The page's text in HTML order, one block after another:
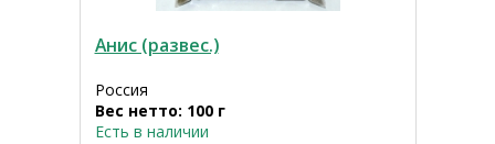
Анис (развес.)
Россия
Вес нетто: 100 г
Есть в наличии